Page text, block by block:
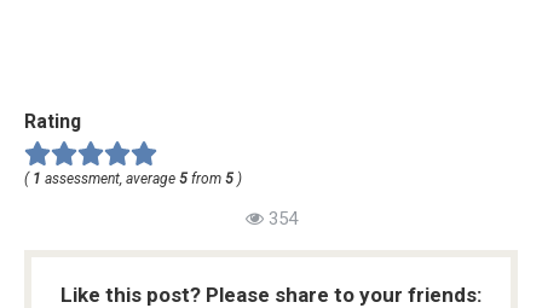
Rating
( 1 assessment, average 5 from 5 )
354
Like this post? Please share to your friends: